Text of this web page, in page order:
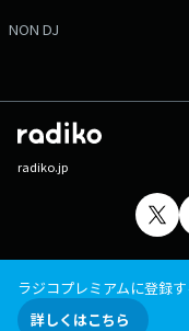
NON DJ
radiko.jp
ラジコプレミアムに登録
詳しくはこちら